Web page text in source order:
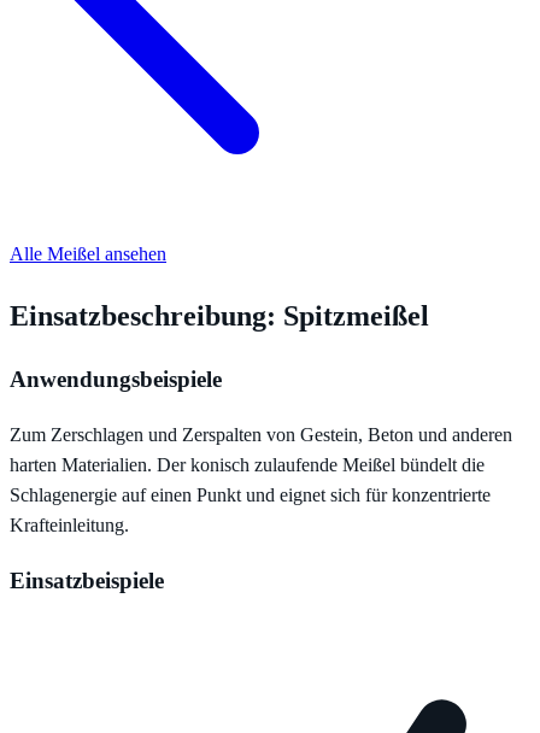
Alle Meißel ansehen
Einsatzbeschreibung: Spitzmeißel
Anwendungsbeispiele
Zum Zerschlagen und Zerspalten von Gestein, Beton und anderen
harten Materialien. Der konisch zulaufende Meißel bündelt die
Schlagenergie auf einen Punkt und eignet sich für konzentrierte
Krafteinleitung.
Einsatzbeispiele